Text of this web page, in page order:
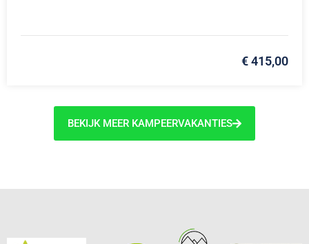
€ 415,00
BEKIJK MEER KAMPEERVAKANTIES